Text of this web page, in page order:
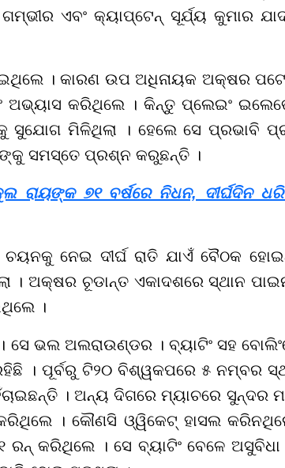
ଏବଂ କ୍ୟାପ୍ଟେନ୍ ସୂର୍ଯ୍ୟ କୁମାର
। କାରଣ ଉପ ଅଧିନାୟକ ଅକ୍ଷର
ଅଭ୍ୟାସ କରିଥିଲେ । କିନ୍ତୁ ପ୍ଲେଇଂ
ମିଳିଥିଲା । ହେଲେ ସେ ପ୍ରଭାବି
ସମସ୍ତେ ପ୍ରଶ୍ନ କରୁଛନ୍ତି ।
ରାୟଙ୍କ ୭୧ ବର୍ଷରେ ନିଧନ, ଦୀର୍ଘଦିନ
ନେଇ ଦୀର୍ଘ ରାତି ଯାଏଁ ବୈଠକ
। ଅକ୍ଷର ଚୂଡାନ୍ତ ଏକାଦଶରେ ସ୍ଥାନ
।
ଭଲ ଅଲରାଉଣ୍ଡର । ବ୍ୟାଟିଂ ସହ
। ପୂର୍ବରୁ ଟି୨୦ ବିଶ୍ୱକପରେ ୫ ନମ୍ବର
। ଅନ୍ୟ ଦିଗରେ ମ୍ୟାଚରେ ସୁନ୍ଦର
। କୌଣସି ଓ୍ୱିକେଟ୍ ହାସଲ
କରିଥିଲେ । ସେ ବ୍ୟାଟିଂ ବେଳେ ଅସୁବିଧା